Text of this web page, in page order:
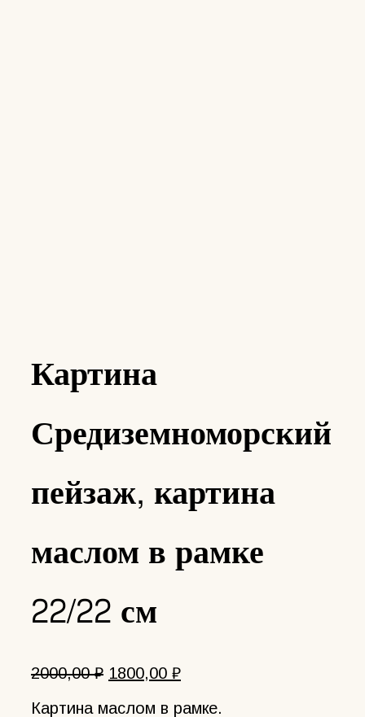
Картина
Средиземноморский
пейзаж, картина
маслом в рамке
22/22 см
2000,00₽ Первоначальная
составляла
1800,00 ₽Текущая
1800,00 ₽.
Картина маслом в рамке.